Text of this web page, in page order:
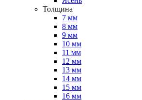
Толщина
7 мм
8 мм
9 мм
10 мм
11 мм
12 мм
13 мм
14 мм
15 мм
16 мм